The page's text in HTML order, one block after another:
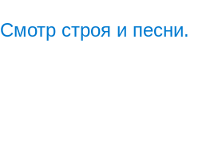
Смотр строя и песни.